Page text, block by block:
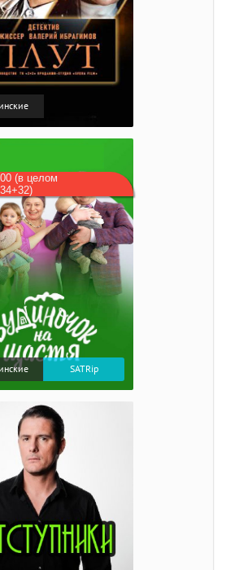
(в целом
SATRip